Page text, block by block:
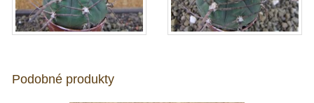
Podobné produkty